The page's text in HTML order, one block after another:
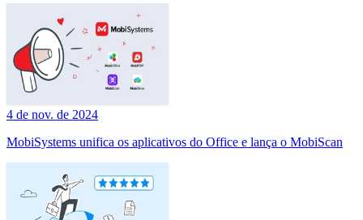
4 de nov. de 2024
MobiSystems unifica os aplicativos do Office e lança o MobiScan